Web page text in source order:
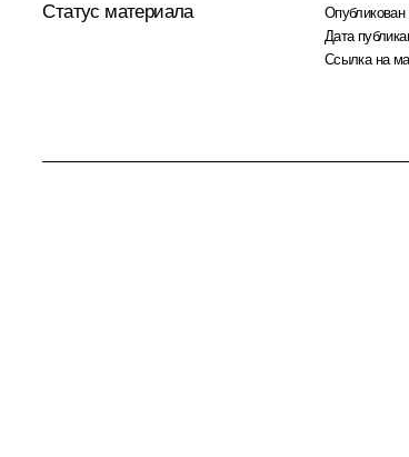
Статус материала Опубликован
Дата
Ссылка на